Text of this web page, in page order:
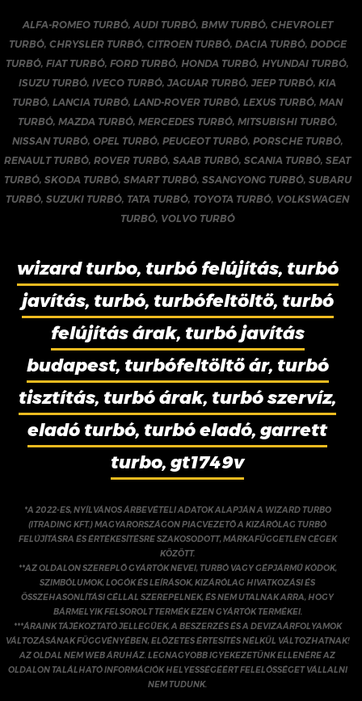
ALFA-ROMEO TURBÓ,AUDI TURBÓ, BMW TURBÓ, CHEVROLET
TURBÓ, CHRYSLER TURBÓ, CITROEN TURBÓ, DACIA TURBÓ, DODGE
TURBÓ,FIAT TURBÓ,FORD TURBÓ, HONDA TURBÓ, HYUNDAI TURBÓ,
ISUZU TURBÓ,IVECO TURBÓ,JAGUAR TURBÓ,JEEP TURBÓ,KIA
TURBÓ,LANCIA TURBÓ,LAND-ROVER TURBÓ,LEXUS TURBÓ,MAN
TURBÓ, MAZDA TURBÓ, MERCEDES TURBÓ, MITSUBISHI TURBÓ,
NISSAN TURBÓ, OPEL TURBÓ, PEUGEOT TURBÓ, PORSCHE TURBÓ,
RENAULT TURBÓ,ROVER TURBÓ,SAAB TURBÓ,SCANIA TURBÓ,SEAT
TURBÓ, SKODA TURBÓ, SMART TURBÓ, SSANGYONG TURBÓ, SUBARU
TURBÓ,SUZUKI TURBÓ, TATA TURBÓ, TOYOTA TURBÓ, VOLKSWAGEN
TURBÓ, VOLVO TURBÓ
wizard turbo, turbó felújítás, turbó
javítás, turbó, turbófeltöltő, turbó
felújítás árak, turbó javítás
budapest, turbófeltöltő ár, turbó
tisztítás, turbó árak, turbó szervíz,
eladó turbó, turbó eladó, garrett
turbo, gt1749v
*A 2022-ES, NYÍLVÁNOS ÁRBEVÉTELI ADATOK ALAPJÁN A WIZARD TURBO
(ITRADING KFT.) MAGYARORSZÁGON PIACVEZETŐ A KIZÁRÓLAG TURBÓ
FELÚJÍTÁSRA ÉS ÉRTÉKESÍTÉSRE SZAKOSODOTT, MÁRKAFÜGGETLEN CÉGEK
KÖZÖTT.
**AZ OLDALON SZEREPLŐ GYÁRTÓK NEVEI, TURBÓ VAGY GÉPJÁRMŰ KÓDOK,
SZIMBÓLUMOK, LOGÓK ÉS LEÍRÁSOK, KIZÁRÓLAG HIVATKOZÁSI ÉS
ÖSSZEHASONLÍTÁSI CÉLLAL SZEREPELNEK, ÉS NEM UTALNAK ARRA, HOGY
BÁRMELYIK FELSOROLT TERMÉK EZEN GYÁRTÓK TERMÉKEI.
***ÁRAINK TÁJÉKOZTATÓ JELLEGŰEK, A BESZERZÉS ÉS A DEVIZAÁRFOLYAMOK
VÁLTOZÁSÁNAK FÜGGVÉNYÉBEN, ELŐZETES ÉRTESÍTÉS NÉLKÜL VÁLTOZHATNAK!
AZ OLDAL NEM WEB ÁRUHÁZ. LEGNAGYOBB IGYEKEZETÜNK ELLENÉRE AZ
OLDALON TALÁLHATÓ INFORMÁCIÓK HELYESSÉGÉÉRT FELELŐSSÉGET VÁLLALNI
NEM TUDUNK.